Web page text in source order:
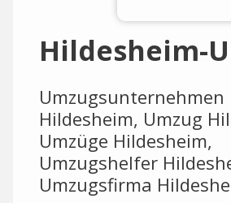
Umzugsunternehmen
Hildesheim, Umzug
Umzüge Hildesheim,
Umzugshelfer
Umzugsfirma